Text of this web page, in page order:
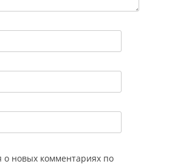
о новых комментариях по